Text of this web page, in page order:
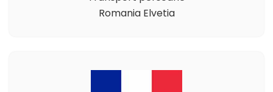
Romania Elvetia